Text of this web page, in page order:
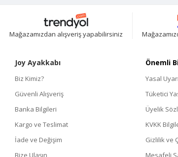
Mağazamızdan alışveriş yapabilirsiniz
Joy Ayakkabı
Biz Kimiz?
Güvenli Alışveriş
Banka Bilgileri
Kargo ve Teslimat
İade ve Değişim
Bize Ulaşın
Önemli
Yasal Uyarı
Tüketici
Üyelik
KVKK
Gizlilik ve
Mesafeli